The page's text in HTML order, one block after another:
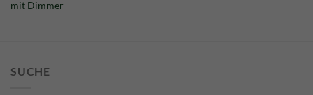
mit Dimmer
SUCHE